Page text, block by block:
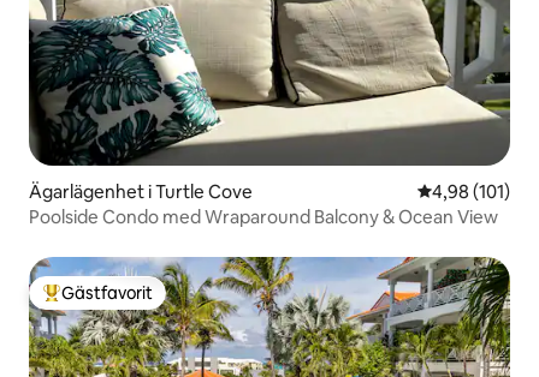
Ägarlägenhet i Turtle Cove 4,98 av 5 i
4,98 (101)
Poolside Condo med Wraparound Balcony & Ocean View
Populär gästfavorit
Gästfavorit